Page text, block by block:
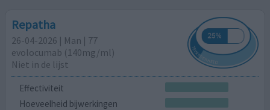
Repatha
26-04-2026 | Man | 77
evolocumab (140mg/ml)
Niet in de lijst
Effectiviteit
Hoeveelheid bijwerkingen